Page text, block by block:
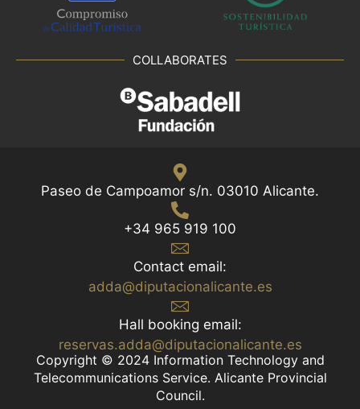
COLLABORATES
Paseo de Campoamor s/n. 03010 Alicante.
+34 965 919 100
Contact email:
adda@diputacionalicante.es
Hall booking email:
reservas.adda@diputacionalicante.es
Copyright © 2024 Information Technology and
Telecommunications Service. Alicante Provincial
Council.